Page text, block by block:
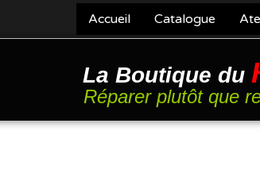
Accueil Catalogue
La Boutique du
Réparer plutôt que